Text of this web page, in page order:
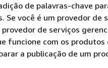
de palavras-chave
Se você é um provedor de
de serviços
funcione com os produtos
a publicação de um